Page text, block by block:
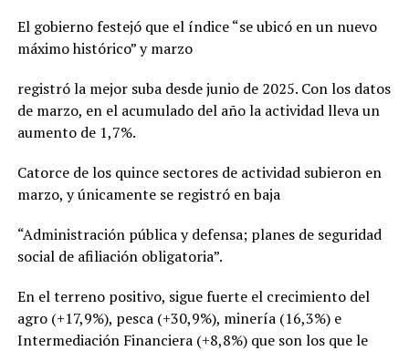
El gobierno festejó que el índice “se ubicó en un nuevo
máximo histórico” y marzo
registró la mejor suba desde junio de 2025. Con los datos
de marzo, en el acumulado del año la actividad lleva un
aumento de 1,7%.
Catorce de los quince sectores de actividad subieron en
marzo, y únicamente se registró en baja
“Administración pública y defensa; planes de seguridad
social de afiliación obligatoria”.
En el terreno positivo, sigue fuerte el crecimiento del
agro (+17,9%), pesca (+30,9%), minería (16,3%) e
Intermediación Financiera (+8,8%) que son los que le